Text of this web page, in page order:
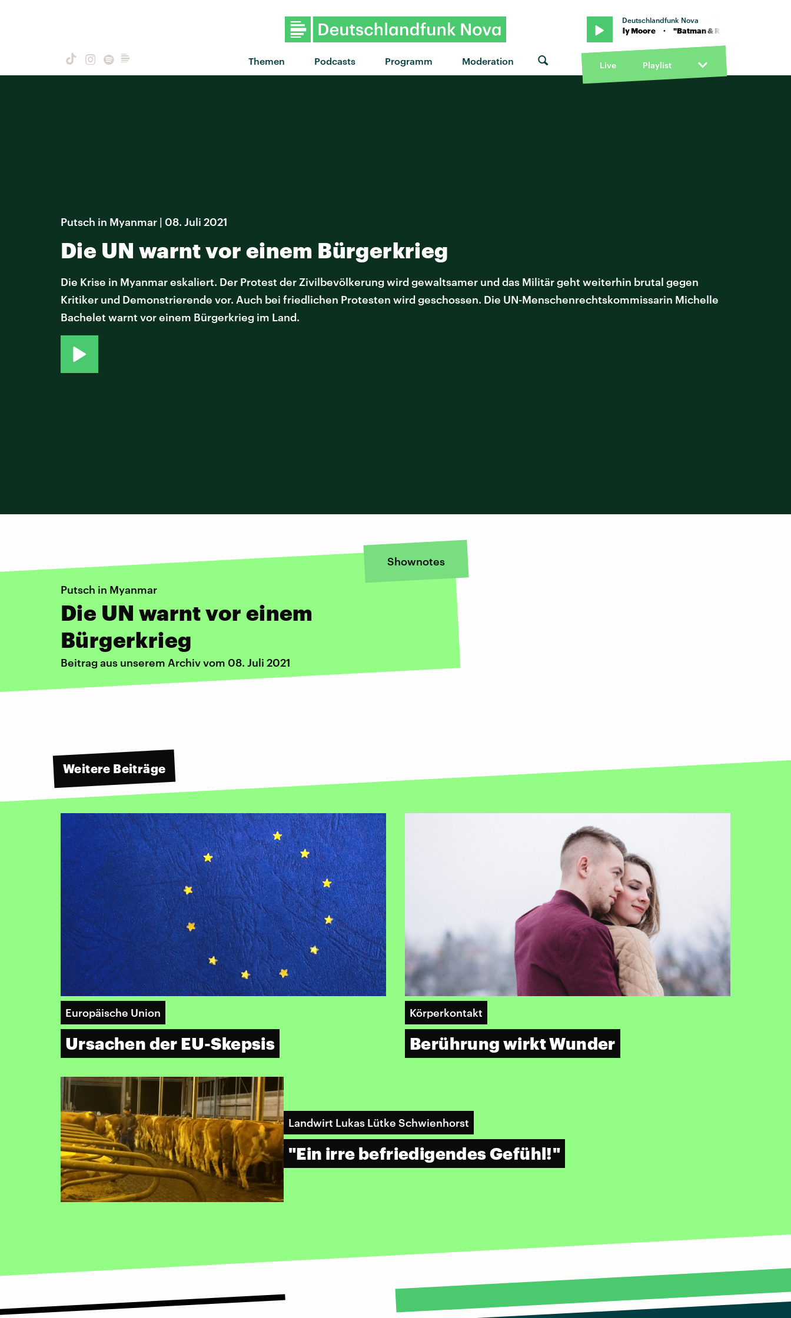
Themen Podcasts Programm Moderation
Deutschlandfunk Nova
"Batman & Robin" von Louis Futon & Molly Moore · "Batman & Robin" von Louis Futon &
Live Playlist
Putsch in Myanmar | 08. Juli 2021
Die UN warnt vor einem Bürgerkrieg
Die Krise in Myanmar eskaliert. Der Protest der Zivilbevölkerung wird gewaltsamer und das Militär geht weiterhin brutal gegen
Kritiker und Demonstrierende vor. Auch bei friedlichen Protesten wird geschossen. Die UN-Menschenrechtskommissarin Michelle
Bachelet warnt vor einem Bürgerkrieg im Land.
Shownotes
Putsch in Myanmar
Die UN warnt vor einem
Bürgerkrieg
Beitrag aus unserem Archiv vom 08. Juli 2021
Weitere Beiträge
Europäische Union
Ursachen der EU-Skepsis
Körperkontakt
Berührung wirkt Wunder
Landwirt Lukas Lütke Schwienhorst
"Ein irre befriedigendes Gefühl!"